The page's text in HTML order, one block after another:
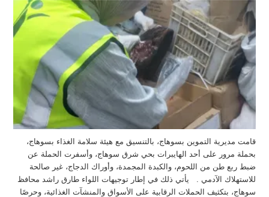
قامت مديرية التموين بسوهاج، بالتنسيق مع هيئة سلامة الغذاء بسوهاج،
بحملة مرور على أحد الهايبرات بحي شرق سوهاج، وأسفرت الحملة عن
ضبط ربع طن من اللحوم، والكبدة المجمدة، وأوراك الدجاج، غير صالحة
للاستهلاك الآدمي . يأتي ذلك في إطار توجيهات اللواء طارق راشد محافظ
سوهاج، بتكثيف الحملات الرقابية على الأسواق والمنشآت الغذائية، وحرصًا